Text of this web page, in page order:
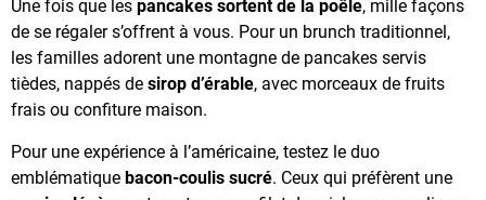
Une fois que les pancakes sortent de la poêle, mille façons
de se régaler s’offrent à vous. Pour un brunch traditionnel,
les familles adorent une montagne de pancakes servis
tièdes, nappés de sirop d’érable, avec morceaux de fruits
frais ou confiture maison.
Pour une expérience à l’américaine, testez le duo
emblématique bacon-coulis sucré. Ceux qui préfèrent une